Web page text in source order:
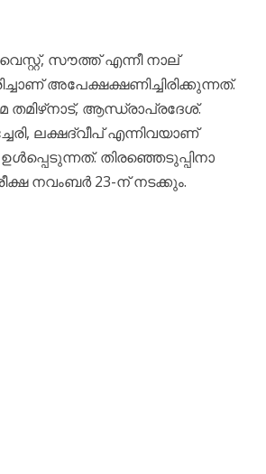
സൗത്ത് എന്നീ നാല്
അപേക്ഷക്ഷണിച്ചിരിക്കുന്നത്.
തമിഴ്‌നാട്, ആന്ധ്രാപ്രദേശ്.
ലക്ഷദ്വീപ് എന്നിവയാണ്
തിരഞ്ഞെടുപ്പിനാ
നവംബർ 23-ന് നടക്കും.